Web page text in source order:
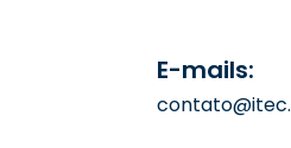
E-mails: